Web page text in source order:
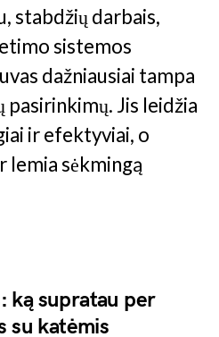
stabdžių darbais,
sistemos
dažniausiai tampa
pasirinkimų. Jis leidžia
ir efektyviai, o
lemia sėkmingą
ką supratau per
su katėmis